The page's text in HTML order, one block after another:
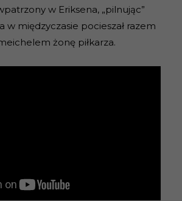
w Eriksena, „pilnując”
w międzyczasie pocieszał razem
żonę piłkarza.